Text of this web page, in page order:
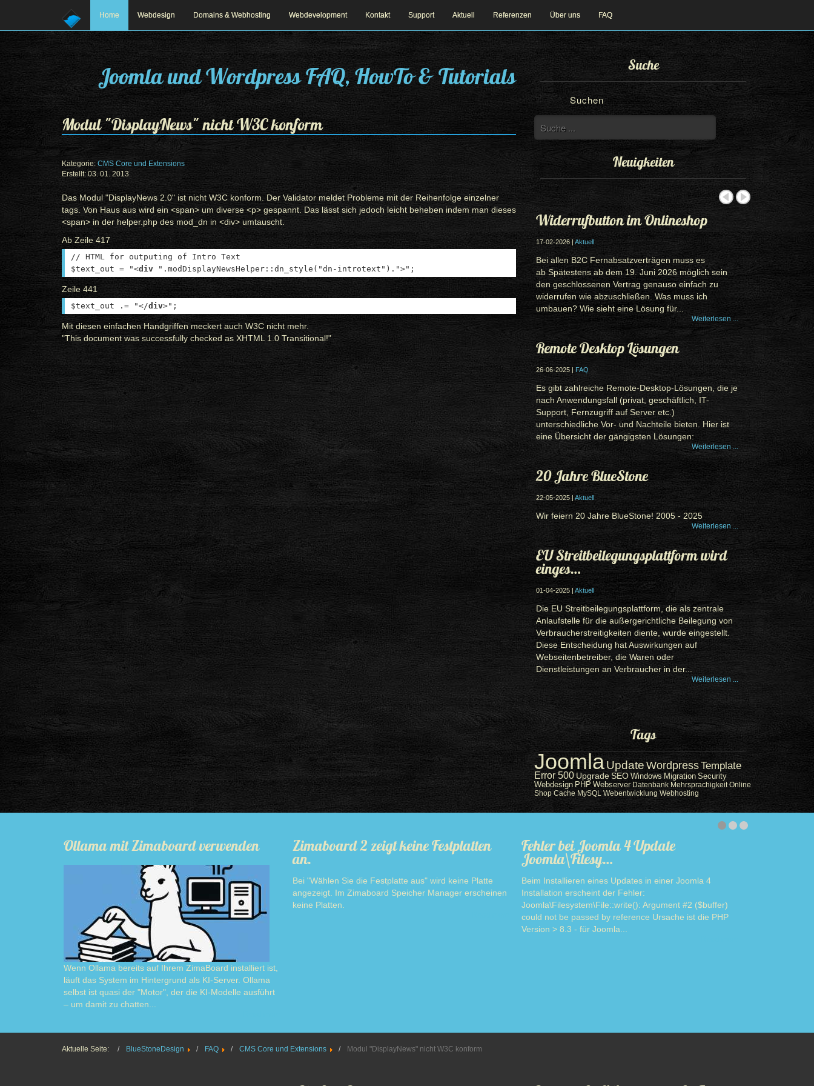
Home Webdesign Domains & Webhosting Webdevelopment Kontakt Support Aktuell Referenzen Über uns FAQ
Joomla und Wordpress FAQ, HowTo & Tutorials
Modul "DisplayNews" nicht W3C konform
Kategorie: CMS Core und Extensions
Erstellt: 03. 01. 2013
Das Modul "DisplayNews 2.0" ist nicht W3C konform. Der Validator meldet Probleme mit der Reihenfolge einzelner
tags. Von Haus aus wird ein <span> um diverse <p> gespannt. Das lässt sich jedoch leicht beheben indem man dieses
<span> in der helper.php des mod_dn in <div> umtauscht.
Ab Zeile 417
// HTML for outputing of Intro Text
$text_out = "<div ".modDisplayNewsHelper::dn_style("dn-introtext").">";
Zeile 441
$text_out .= "</div>";
Mit diesen einfachen Handgriffen meckert auch W3C nicht mehr.
"This document was successfully checked as XHTML 1.0 Transitional!"
Suche
Suchen
Neuigkeiten
Prev Next
Widerrufbutton im Onlineshop
17-02-2026 |Aktuell
Bei allen B2C Fernabsatzverträgen muss es
ab Spätestens ab dem 19. Juni 2026 möglich sein
den geschlossenen Vertrag genauso einfach zu
widerrufen wie abzuschließen. Was muss ich
umbauen? Wie sieht eine Lösung für...
Weiterlesen ...
Remote Desktop Lösungen
26-06-2025 | FAQ
Es gibt zahlreiche Remote-Desktop-Lösungen, die je
nach Anwendungsfall (privat, geschäftlich, IT-
Support, Fernzugriff auf Server etc.)
unterschiedliche Vor- und Nachteile bieten. Hier ist
eine Übersicht der gängigsten Lösungen:
Weiterlesen ...
20 Jahre BlueStone
22-05-2025 | Aktuell
Wir feiern 20 Jahre BlueStone! 2005 - 2025
Weiterlesen ...
EU Streitbeilegungsplattform wird
einges…
01-04-2025 | Aktuell
Die EU Streitbeilegungsplattform, die als zentrale
Anlaufstelle für die außergerichtliche Beilegung von
Verbraucherstreitigkeiten diente, wurde eingestellt.
Diese Entscheidung hat Auswirkungen auf
Webseitenbetreiber, die Waren oder
Dienstleistungen an Verbraucher in der...
Weiterlesen ...
Tags
JoomlaUpdateWordpressTemplate
Error 500 Upgrade SEO Windows Migration Security
Webdesign PHP Webserver Datenbank Mehrsprachigkeit Online
Shop Cache MySQL Webentwicklung Webhosting
Ollama mit Zimaboard verwenden
Wenn Ollama bereits auf Ihrem ZimaBoard installiert ist,
läuft das System im Hintergrund als KI-Server. Ollama
selbst ist quasi der "Motor", der die KI-Modelle ausführt
– um damit zu chatten...
Zimaboard 2 zeigt keine Festplatten
an.
Bei "Wählen Sie die Festplatte aus" wird keine Platte
angezeigt. Im Zimaboard Speicher Manager erscheinen
keine Platten.
Fehler bei Joomla 4 Update
Joomla\Filesy…
Beim Installieren eines Updates in einer Joomla 4
Installation erscheint der Fehler:
Joomla\Filesystem\File::write(): Argument #2 ($buffer)
could not be passed by reference Ursache ist die PHP
Version > 8.3 - für Joomla...
Aktuelle Seite: BlueStoneDesign FAQ CMS Core und Extensions Modul "DisplayNews" nicht W3C konform